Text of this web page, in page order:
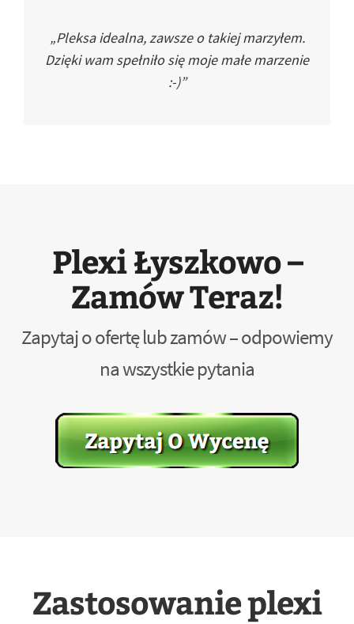
„Pleksa idealna, zawsze o takiej marzyłem.
Dzięki wam spełniło się moje małe marzenie
:-)”
Plexi Łyszkowo –
Zamów Teraz!
Zapytaj o ofertę lub zamów – odpowiemy
na wszystkie pytania
Zastosowanie plexi